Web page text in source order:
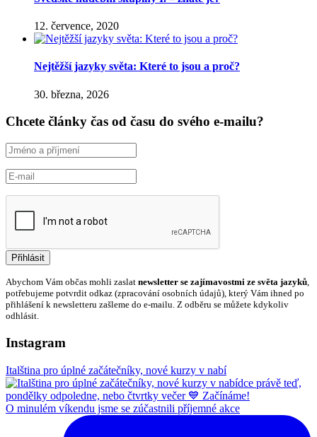
12. července, 2020
Nejtěžší jazyky světa: Které to jsou a proč?
30. března, 2026
Chcete články čas od času do svého e-mailu?
Abychom Vám občas mohli zaslat newsletter se zajímavostmi ze světa jazyků,
potřebujeme potvrdit odkaz (zpracování osobních údajů), který Vám ihned po
přihlášení k newsletteru zašleme do e-mailu. Z odběru se můžete kdykoliv
odhlásit.
Instagram
Italština pro úplné začátečníky, nové kurzy v nabí
O minulém víkendu jsme se zúčastnili příjemné akce